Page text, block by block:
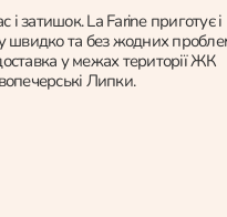
і затишок. La Farine приготує і
швидко та без жодних
у межах території ЖК
Липки.